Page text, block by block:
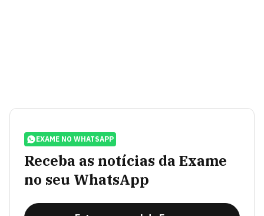
EXAME NO WHATSAPP
Receba as notícias da Exame
no seu WhatsApp